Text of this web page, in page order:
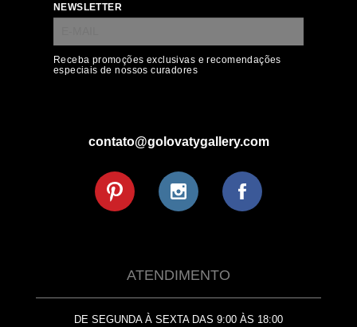
NEWSLETTER
Receba promoções exclusivas e recomendações
especiais de nossos curadores
contato@golovatygallery.com
ATENDIMENTO
DE SEGUNDA À SEXTA DAS 9:00 ÀS 18:00